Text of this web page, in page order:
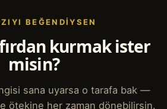
BEĞENDIYSEN
kurmak ister
misin?
sana uyarsa o tarafa bak —
ötekine her zaman dönebilirsin.